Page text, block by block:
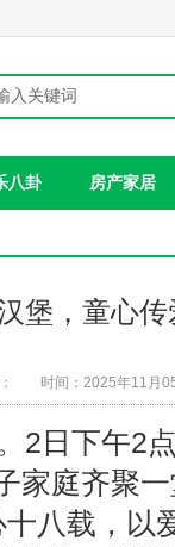
八卦 房产家居
堡，童心传
时间：2025年11月
2日下午2
庭齐聚一
八载，以